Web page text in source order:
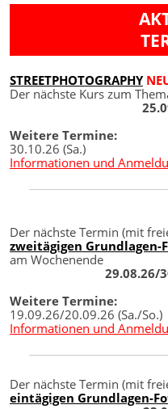
STREETPHOTOGRAPHY
Der nächste Kurs zum
Weitere Termine:
30.10.26 (Sa.)
Informationen und
Der nächste Termin (mit
zweitägigen Grundlagen-
am Wochenende
29.08.26/
Weitere Termine:
19.09.26/20.09.26 (Sa./So.)
Informationen und
Der nächste Termin (mit
eintägigen Grundlagen-